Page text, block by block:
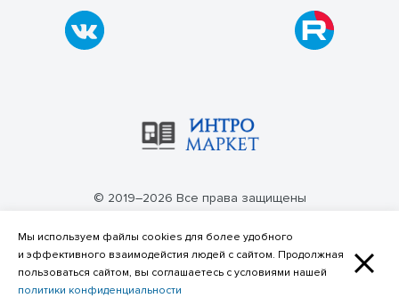
© 2019–2026 Все права защищены
Политика конфиденциальности
Мы используем файлы cookies для более удобного
и эффективного взаимодейстия людей с сайтом. Продолжная
пользоваться сайтом, вы соглашаетесь с условиями нашей
политики конфиденциальности